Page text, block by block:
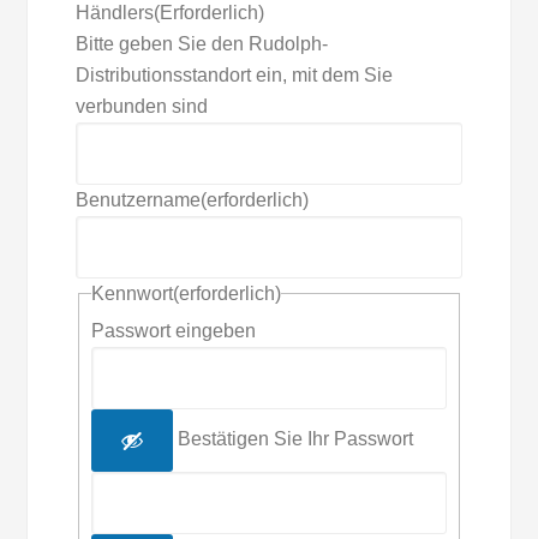
Händlers(Erforderlich)
Bitte geben Sie den Rudolph-
Distributionsstandort ein, mit dem Sie
verbunden sind
Benutzername(erforderlich)
Kennwort(erforderlich)
Passwort eingeben
Bestätigen Sie Ihr Passwort